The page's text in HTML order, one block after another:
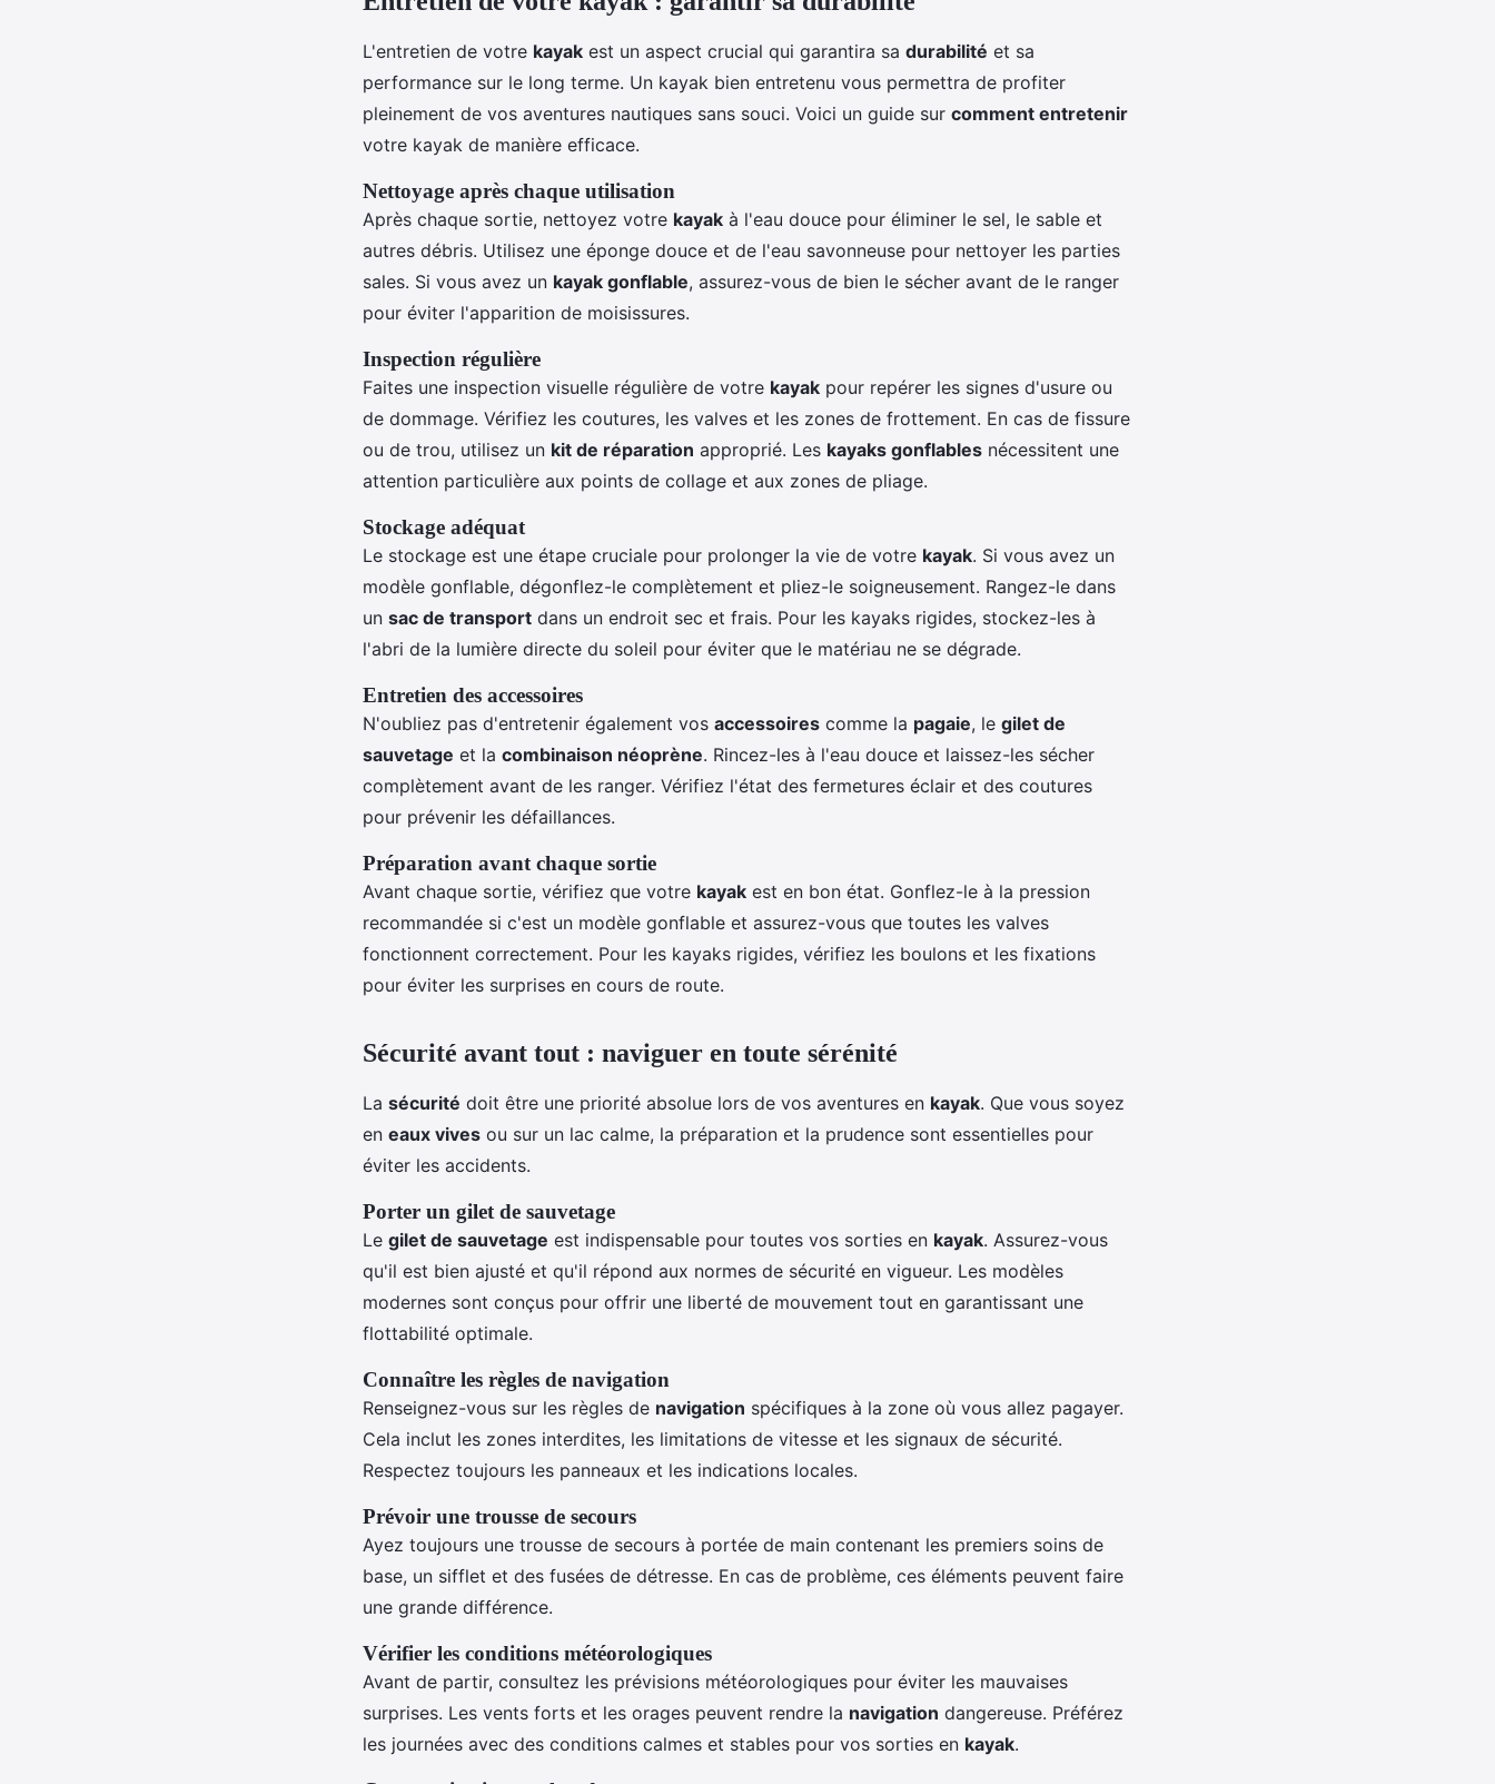
L'entretien de votre kayak est un aspect crucial qui garantira sa durabilité et sa
performance sur le long terme. Un kayak bien entretenu vous permettra de profiter
pleinement de vos aventures nautiques sans souci. Voici un guide sur comment entretenir
votre kayak de manière efficace.
Nettoyage après chaque utilisation
Après chaque sortie, nettoyez votre kayak à l'eau douce pour éliminer le sel, le sable et
autres débris. Utilisez une éponge douce et de l'eau savonneuse pour nettoyer les parties
sales. Si vous avez un kayak gonflable, assurez-vous de bien le sécher avant de le ranger
pour éviter l'apparition de moisissures.
Inspection régulière
Faites une inspection visuelle régulière de votre kayak pour repérer les signes d'usure ou
de dommage. Vérifiez les coutures, les valves et les zones de frottement. En cas de fissure
ou de trou, utilisez un kit de réparation approprié. Les kayaks gonflables nécessitent une
attention particulière aux points de collage et aux zones de pliage.
Stockage adéquat
Le stockage est une étape cruciale pour prolonger la vie de votre kayak. Si vous avez un
modèle gonflable, dégonflez-le complètement et pliez-le soigneusement. Rangez-le dans
un sac de transport dans un endroit sec et frais. Pour les kayaks rigides, stockez-les à
l'abri de la lumière directe du soleil pour éviter que le matériau ne se dégrade.
Entretien des accessoires
N'oubliez pas d'entretenir également vos accessoires comme la pagaie, le gilet de
sauvetage et la combinaison néoprène. Rincez-les à l'eau douce et laissez-les sécher
complètement avant de les ranger. Vérifiez l'état des fermetures éclair et des coutures
pour prévenir les défaillances.
Préparation avant chaque sortie
Avant chaque sortie, vérifiez que votre kayak est en bon état. Gonflez-le à la pression
recommandée si c'est un modèle gonflable et assurez-vous que toutes les valves
fonctionnent correctement. Pour les kayaks rigides, vérifiez les boulons et les fixations
pour éviter les surprises en cours de route.
Sécurité avant tout : naviguer en toute sérénité
La sécurité doit être une priorité absolue lors de vos aventures en kayak. Que vous soyez
en eaux vives ou sur un lac calme, la préparation et la prudence sont essentielles pour
éviter les accidents.
Porter un gilet de sauvetage
Le gilet de sauvetage est indispensable pour toutes vos sorties en kayak. Assurez-vous
qu'il est bien ajusté et qu'il répond aux normes de sécurité en vigueur. Les modèles
modernes sont conçus pour offrir une liberté de mouvement tout en garantissant une
flottabilité optimale.
Connaître les règles de navigation
Renseignez-vous sur les règles de navigation spécifiques à la zone où vous allez pagayer.
Cela inclut les zones interdites, les limitations de vitesse et les signaux de sécurité.
Respectez toujours les panneaux et les indications locales.
Prévoir une trousse de secours
Ayez toujours une trousse de secours à portée de main contenant les premiers soins de
base, un sifflet et des fusées de détresse. En cas de problème, ces éléments peuvent faire
une grande différence.
Vérifier les conditions météorologiques
Avant de partir, consultez les prévisions météorologiques pour éviter les mauvaises
surprises. Les vents forts et les orages peuvent rendre la navigation dangereuse. Préférez
les journées avec des conditions calmes et stables pour vos sorties en kayak.